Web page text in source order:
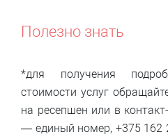
Полезно знать
*для получения
стоимости услуг
на ресепшен или в
— единый номер, +375 162